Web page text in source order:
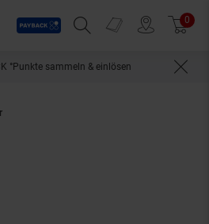
Payback
Suchfeld einblenden
Prospekte 0
°Punkte sammeln & einlösen